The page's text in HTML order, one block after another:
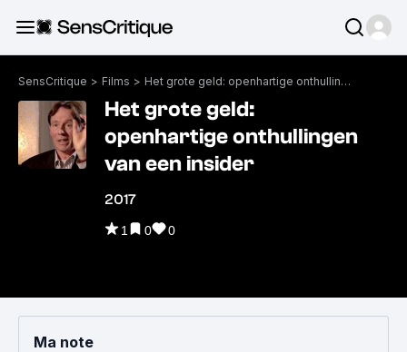
SensCritique > Films > Het grote geld: openhartige onthullingen van een insider
Het grote geld:
openhartige onthullingen
van een insider
2017
1 0 0
Ma note